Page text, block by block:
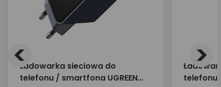
Ładowarka sieciowa do
telefonu / smartfona UGREEN
telefonu
< >